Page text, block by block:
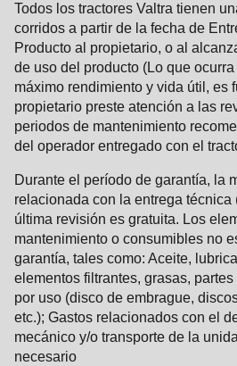
Todos los tractores Valtra tienen
corridos a partir de la fecha de
Producto al propietario, o al
de uso del producto (Lo que
máximo rendimiento y vida útil, es
propietario preste atención a las
periodos de mantenimiento
del operador entregado con el
Durante el período de garantía, la
relacionada con la entrega técnica
última revisión es gratuita. Los
mantenimiento o consumibles no
garantía, tales como: Aceite,
elementos filtrantes, grasas, partes
por uso (disco de embrague,
etc.); Gastos relacionados con el
mecánico y/o transporte de la
necesario